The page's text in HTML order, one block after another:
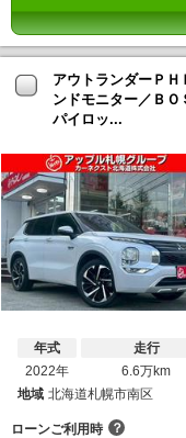
アウトランダーＰ
ンドモニター／Ｂ
パイロッ...
年式
2022年
走行
6.6万km
地域 北海道札幌市南区
ローンご利用時 ？